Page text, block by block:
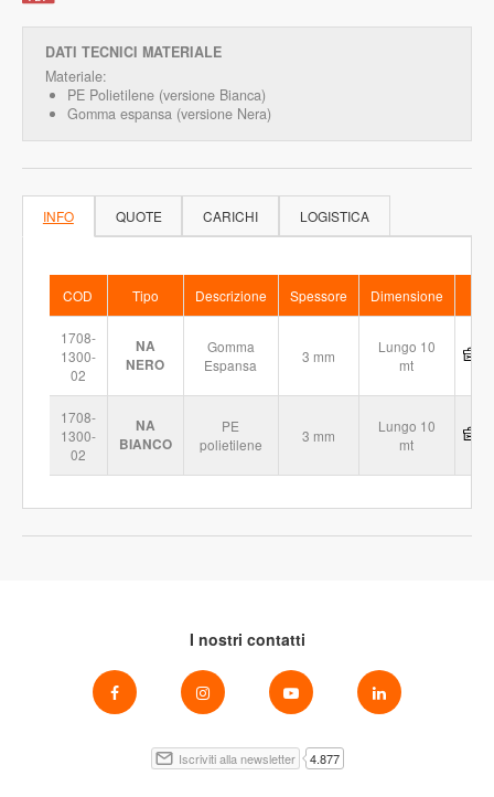
DATI TECNICI MATERIALE
Materiale:
PE Polietilene (versione Bianca)
Gomma espansa (versione Nera)
INFO QUOTE CARICHI LOGISTICA
COD Tipo Descrizione Spessore Dimensione
1708-
1300-
02
NA
NERO
Gomma
Espansa
3 mm
Lungo 10
mt
1708-
1300-
02
NA
BIANCO
PE
polietilene
3 mm
Lungo 10
mt
I nostri contatti